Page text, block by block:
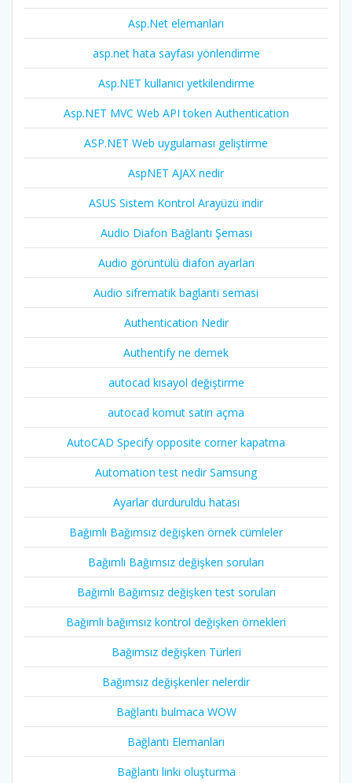
Asp.Net elemanları
asp.net hata sayfası yönlendirme
Asp.NET kullanıcı yetkilendirme
Asp.NET MVC Web API token Authentication
ASP.NET Web uygulaması geliştirme
AspNET AJAX nedir
ASUS Sistem Kontrol Arayüzü indir
Audio Diafon Bağlantı Şeması
Audio görüntülü diafon ayarları
Audio sifrematik baglanti semasi
Authentication Nedir
Authentify ne demek
autocad kısayol değiştirme
autocad komut satırı açma
AutoCAD Specify opposite corner kapatma
Automation test nedir Samsung
Ayarlar durduruldu hatası
Bağımlı Bağımsız değişken örnek cümleler
Bağımlı Bağımsız değişken soruları
Bağımlı Bağımsız değişken test soruları
Bağımlı bağımsız kontrol değişken örnekleri
Bağımsız değişken Türleri
Bağımsız değişkenler nelerdir
Bağlantı bulmaca WOW
Bağlantı Elemanları
Bağlantı linki oluşturma